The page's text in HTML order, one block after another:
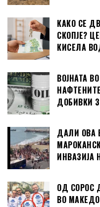
КАКО СЕ
СКОПЈЕ?
КИСЕЛА
ВОЈНАТА
ДОБИВКИ
ДАЛИ ОВА
ИНВАЗИЈА
ОД СОРОС
ВО